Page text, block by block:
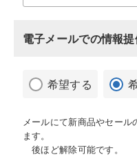
電子メールでの情報
希望する
メールにて新商品やセー
ます。
後ほど解除可能です。